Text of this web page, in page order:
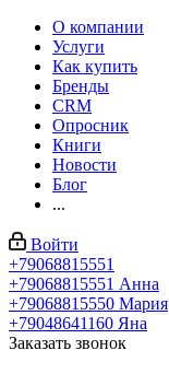
О компании
Услуги
Как купить
Бренды
CRM
Опросник
Книги
Новости
Блог
...
Войти
+79068815551
+79068815551 Анна
+79068815550 Мария
+79048641160 Яна
Заказать звонок